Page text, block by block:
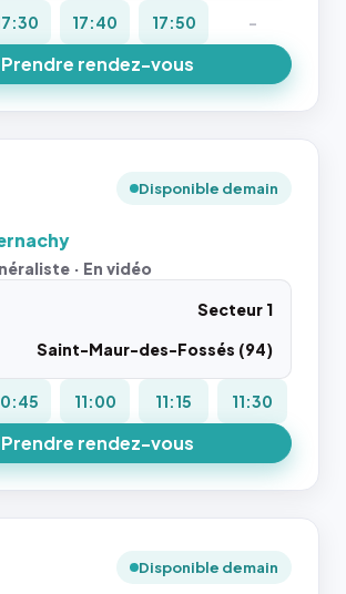
17:40 17:50 -
Prendre rendez-vous
Disponible demain
· En vidéo
Secteur 1
Saint-Maur-des-Fossés (94)
11:00 11:15 11:30
Prendre rendez-vous
Disponible demain